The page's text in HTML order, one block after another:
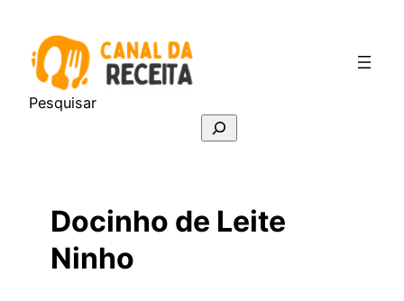
conteúdo
Pesquisar
Docinho de Leite
Ninho